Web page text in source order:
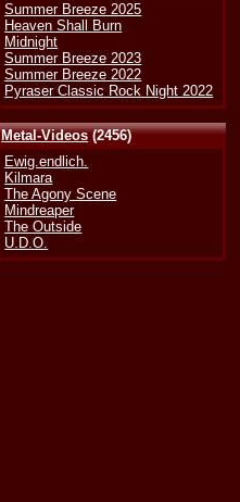
Summer Breeze 2025
Heaven Shall Burn
Midnight
Summer Breeze 2023
Summer Breeze 2022
Pyraser Classic Rock Night 2022
Metal-Videos(2456)
Ewig.endlich.
Kilmara
The Agony Scene
Mindreaper
The Outside
U.D.O.